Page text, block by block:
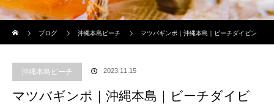
ブログ
沖縄本島ビーチ マツバギンポ｜沖縄本島｜ビーチダイビン
沖縄本島ビーチ 2023.11.15
マツバギンポ｜沖縄本島｜ビーチダイビ